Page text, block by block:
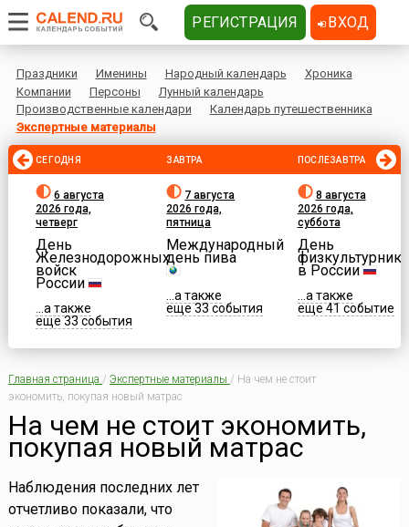
Праздники Именины Народный календарь
Хроника
Компании
Персоны
Лунный календарь
Производственные календари
Календарь путешественника
Экспертные материалы
СЕГОДНЯ
6 августа
2026 года,
четверг
День
Железнодорожных
войск
России
...а также
еще 33 события
ЗАВТРА
7 августа
2026 года,
пятница
Международный
день пива
...а также
еще 33 события
ПОСЛЕЗАВТРА
8 августа
2026 года,
суббота
День
физкультурника
в России
...а также
еще 41 событие
Главная страница / Экспертные материалы / На чем не стоит
экономить, покупая новый матрас
На чем не стоит экономить,
покупая новый матрас
Наблюдения последних лет
отчетливо показали, что
РЕГИСТРАЦИЯ ВХОД